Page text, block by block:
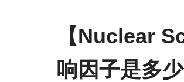
【Nuclear
响因子是多